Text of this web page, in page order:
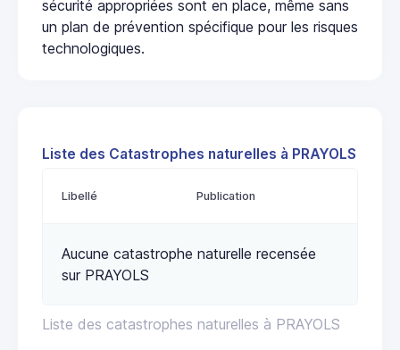
sécurité appropriées sont en place, même sans
un plan de prévention spécifique pour les risques
technologiques.
Liste des Catastrophes naturelles à PRAYOLS
Liste des catastrophes naturelles à PRAYOLS
Libellé Publication
Aucune catastrophe naturelle recensée
sur PRAYOLS